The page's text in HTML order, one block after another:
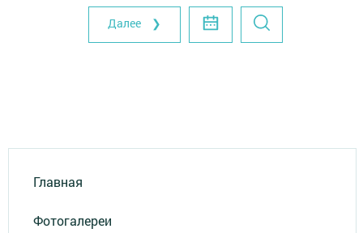
Далее ❯
Главная
Фотогалереи